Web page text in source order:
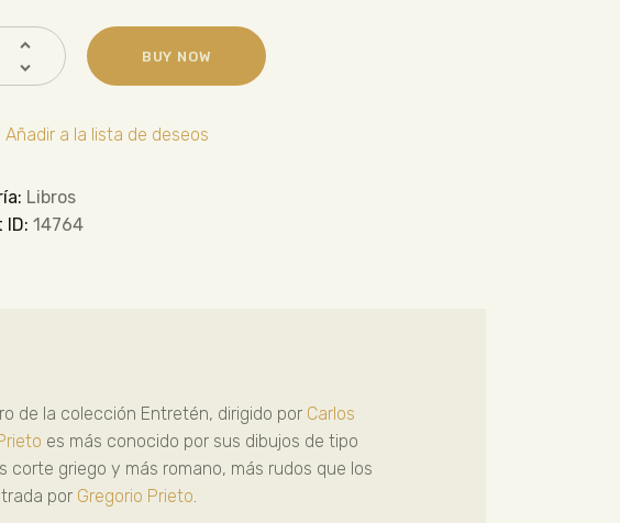
BUY NOW
Añadir a la lista de deseos
Libros
ID: 14764
de la colección Entretén, dirigido por Carlos
es más conocido por sus dibujos de tipo
griego y más romano, más rudos que los
por Gregorio Prieto